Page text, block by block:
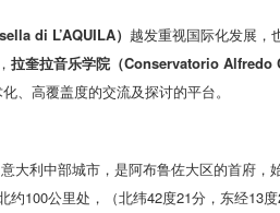
di L’AQUILA） 越发重视国际化发展，
拉奎拉音乐学院（Conservatorio Alfredo
、高覆盖度的交流及探讨的平台。
意大利中部城市，是阿布鲁佐大区的首府
100公里处，（北纬42度21分，东经13